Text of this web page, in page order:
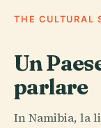
THE CULTURAL
Un
parlare
In Namibia, la